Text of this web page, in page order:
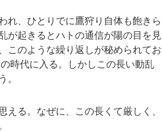
れ、ひとりでに鷹狩り自体も飽きら
が起きるとハトの通信が陽の目を見
このような繰り返しが秘められてお
時代に入る。しかしこの長い動乱
。
る。なぜに、この長くて厳しく、